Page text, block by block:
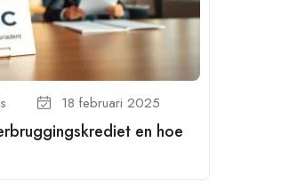
18 februari 2025
en hoe